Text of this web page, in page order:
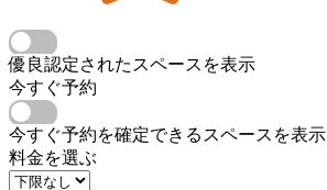
優良認定されたスペースを表示
今すぐ予約
今すぐ予約を確定できるスペースを表示
料金を選ぶ